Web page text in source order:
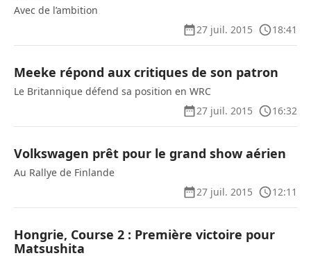
Avec de l’ambition
27 juil. 2015
18:41
Meeke répond aux critiques de son patron
Le Britannique défend sa position en WRC
27 juil. 2015
16:32
Volkswagen prêt pour le grand show aérien
Au Rallye de Finlande
27 juil. 2015
12:11
Hongrie, Course 2 : Première victoire pour
Matsushita